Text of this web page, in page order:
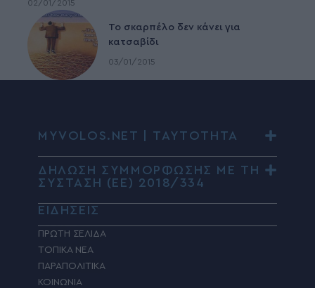
02/01/2015
To σκαρπέλο δεν κάνει για
κατσαβίδι
03/01/2015
MYVOLOS.NET | ΤΑΥΤΟΤΗΤΑ
ΔΗΛΩΣΗ ΣΥΜΜΟΡΦΩΣΗΣ ΜΕ ΤΗ
ΣΥΣΤΑΣΗ (ΕΕ) 2018/334
ΕΙΔΗΣΕΙΣ
ΠΡΩΤΗ ΣΕΛΙΔΑ
ΤΟΠΙΚΑ ΝΕΑ
ΠΑΡΑΠΟΛΙΤΙΚΑ
ΚΟΙΝΩΝΙΑ